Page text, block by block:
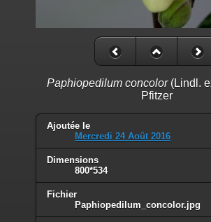
Paphiopedilum concolor(Lindl.
Pfitzer
Ajoutée le
Mercredi 24 Août 2016
Dimensions
800*534
Fichier
Paphiopedilum_concolor.jpg